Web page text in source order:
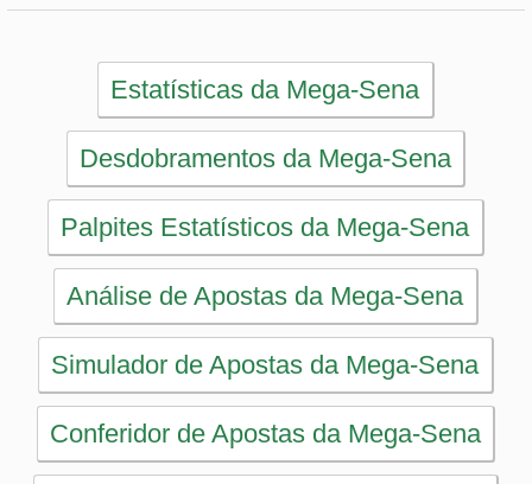
Artigos
Estatísticas
Desdobramentos
Conferidor
Simulador
Últimos resultados
Sorteios anteriores
Aumente suas chances
Futebol
Login / Cadastro
Carrinho